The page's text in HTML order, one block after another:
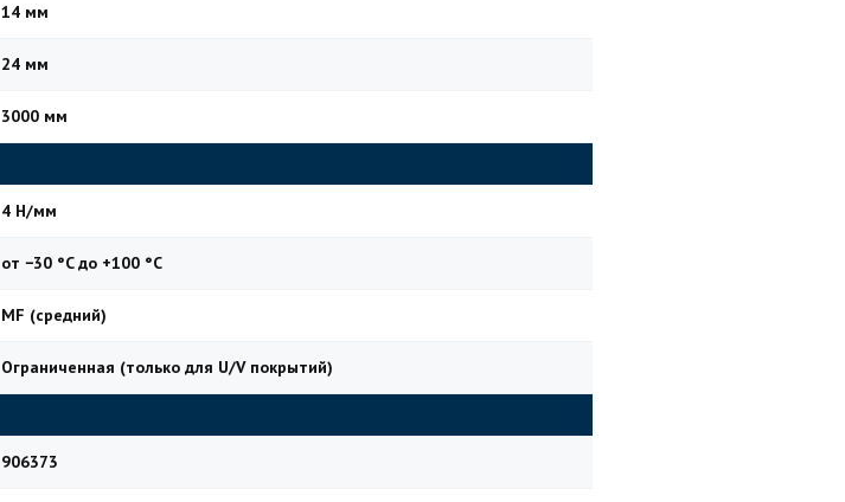
14 мм
24 мм
3000 мм
4 Н/мм
от −30 °C до +100 °C
MF (средний)
Ограниченная (только для U/V покрытий)
906373